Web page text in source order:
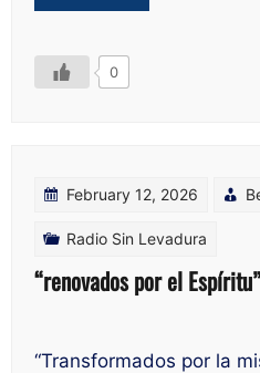
0
February 12, 2026
Radio Sin Levadura
“renovados por el Espíritu”
“Transformados por la